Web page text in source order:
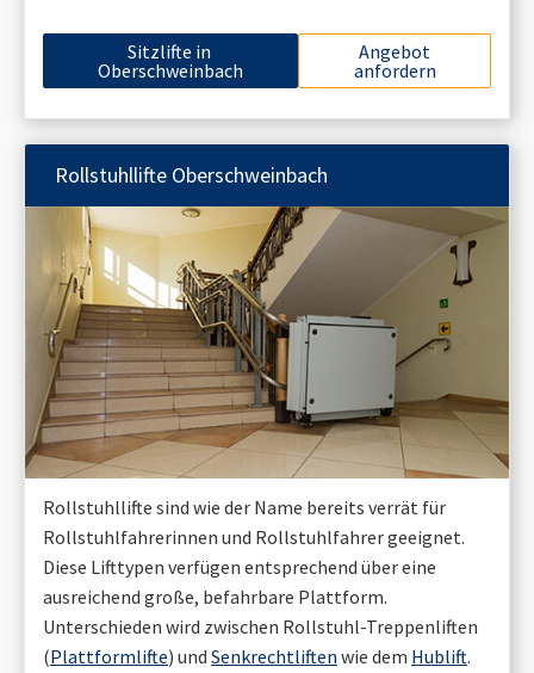
Sitzlifte in
Oberschweinbach
Angebot
anfordern
Rollstuhllifte Oberschweinbach
Rollstuhllifte sind wie der Name bereits verrät für
Rollstuhlfahrerinnen und Rollstuhlfahrer geeignet.
Diese Lifttypen verfügen entsprechend über eine
ausreichend große, befahrbare Plattform.
Unterschieden wird zwischen Rollstuhl-Treppenliften
(Plattformlifte) und Senkrechtliften wie dem Hublift.